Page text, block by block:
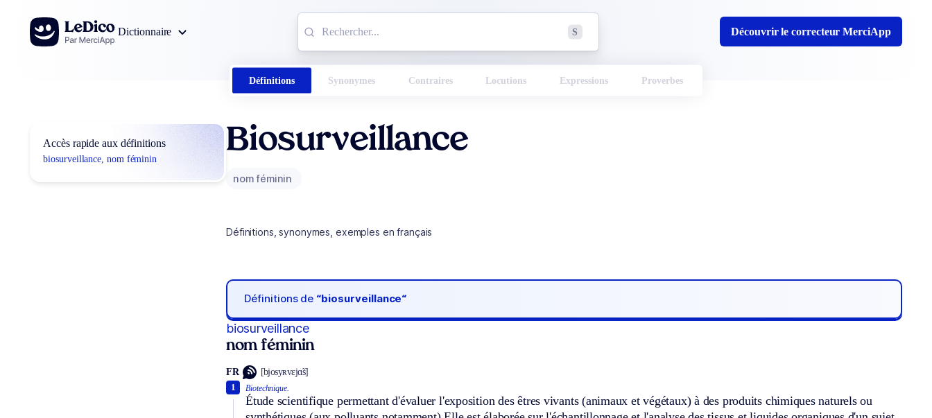
Aller au contenu
Dictionnaire
S Découvrir le correcteur MerciApp
Définitions Synonymes Contraires Locutions Expressions Proverbes
Accès rapide aux définitions
biosurveillance, nom féminin
Biosurveillance
nom féminin
Définitions, synonymes, exemples en français
Définitions de “biosurveillance“
biosurveillance
nom féminin
FR [bjosyʀvɛjɑ̃s]
Biotechnique.
Étude scientifique permettant d'évaluer l'exposition des êtres vivants (animaux et végétaux) à des produits chimiques naturels ou
1